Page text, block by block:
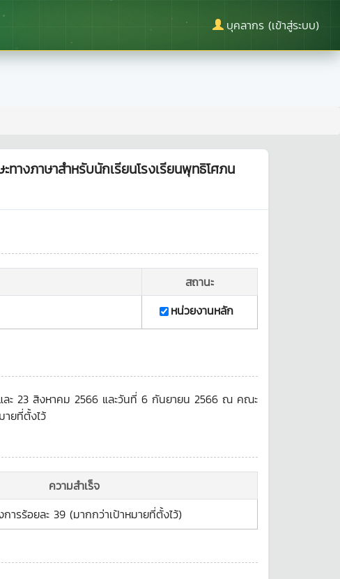
บุคลากร (เข้าสู่ระบบ)
างภาษาสำหรับนักเรียนโรงเรียนพุทธิโศภน
สถานะ
หน่วยงานหลัก
ะ 23 สิงหาคม 2566 และวันที่ 6 กันยายน 2566 ณ คณะ
ายที่ตั้งไว้
ความสำเร็จ
ารร้อยละ 39 (มากกว่าเป้าหมายที่ตั้งไว้)